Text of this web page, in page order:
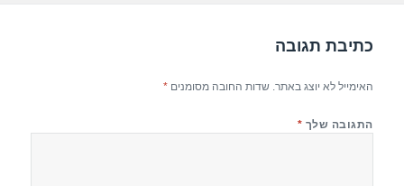
כתיבת תגובה
האימייל לא יוצג באתר. שדות החובה מסומנים*
התגובה שלך *